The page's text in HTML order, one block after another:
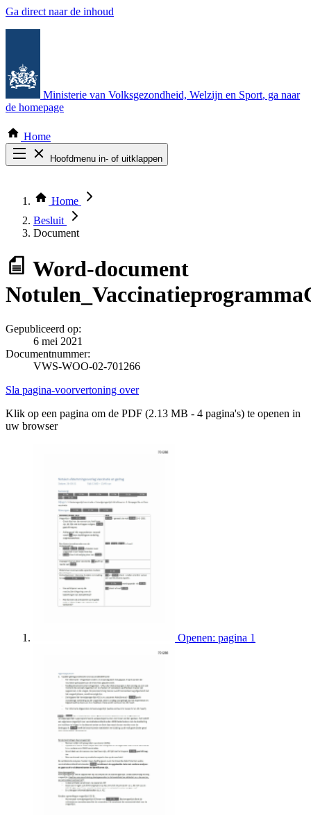
Ga direct naar de inhoud
Ministerie van Volksgezondheid, Welzijn en Sport, ga naar
de homepage
Home
Hoofdmenu in- of uitklappen
Thema COVID-19
Bekijk per bestuursorgaan
Home
Besluit
Document
Word-document
Gepubliceerd op:
6 mei 2021
Documentnummer:
VWS-WOO-02-701266
Sla pagina-voorvertoning over
Klik op een pagina om de PDF (2.13 MB - 4 pagina's) te openen in
uw browser
Openen: pagina 1